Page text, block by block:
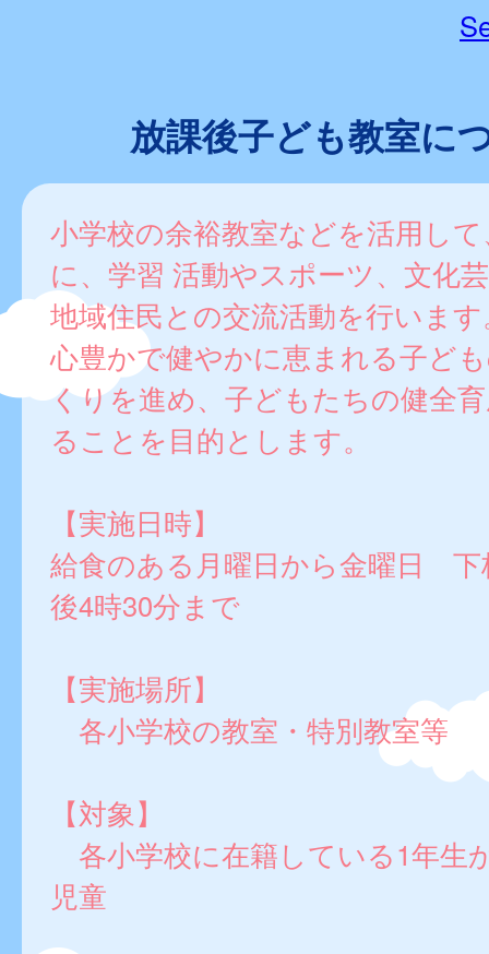
放課後子ども教室に
小学校の余裕教室などを活用し
に、学習 活動やスポーツ、文化
地域住民との交流活動を行いま
心豊かで健やかに恵まれる子ど
くりを進め、子どもたちの健全
ることを目的とします。
【実施日時】
給食のある月曜日から金曜日 下
後4時30分まで
【実施場所】
各小学校の教室・特別教室等
【対象】
各小学校に在籍している1年生
児童